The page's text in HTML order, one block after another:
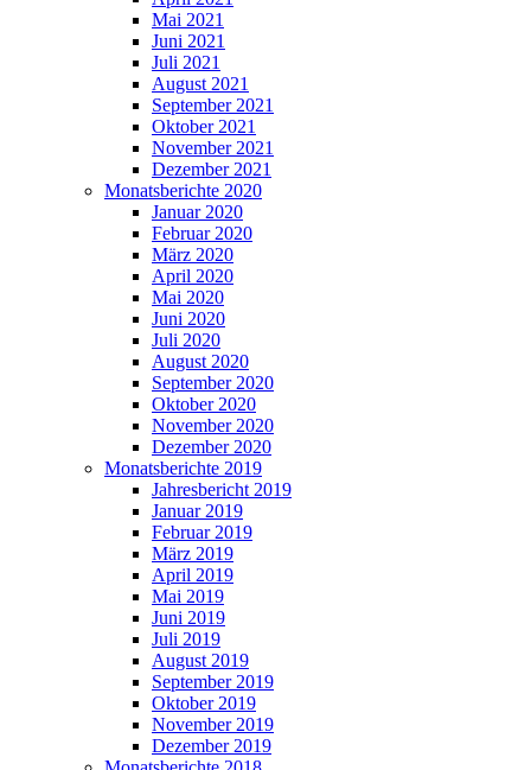
Mai 2021
Juni 2021
Juli 2021
August 2021
September 2021
Oktober 2021
November 2021
Dezember 2021
Monatsberichte 2020
Januar 2020
Februar 2020
März 2020
April 2020
Mai 2020
Juni 2020
Juli 2020
August 2020
September 2020
Oktober 2020
November 2020
Dezember 2020
Monatsberichte 2019
Jahresbericht 2019
Januar 2019
Februar 2019
März 2019
April 2019
Mai 2019
Juni 2019
Juli 2019
August 2019
September 2019
Oktober 2019
November 2019
Dezember 2019